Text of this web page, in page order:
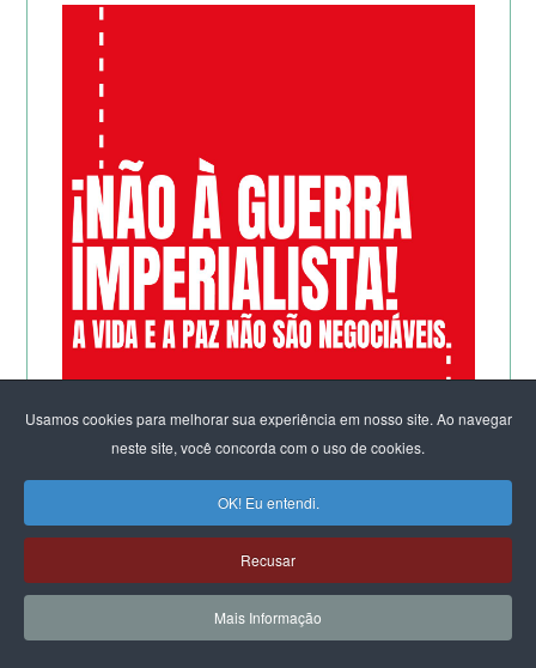
Usamos cookies para melhorar sua experiência em nosso site. Ao navegar
neste site, você concorda com o uso de cookies.
OK! Eu entendi.
Recusar
Mais Informação